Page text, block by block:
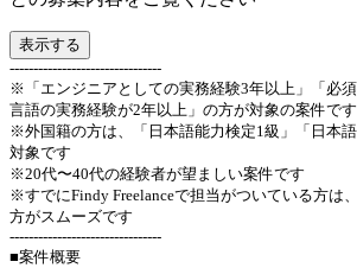
表示する
--------------------------------
※「エンジニアとしての実務経験3年以上」「必
言語の実務経験が2年以上」の方が対象の案件です
※外国籍の方は、「日本語能力検定1級」「日本
対象です
※20代〜40代の経験者が望ましい案件です
※すでにFindy Freelanceで担当がついている方は
方がスムーズです
--------------------------------
■案件概要